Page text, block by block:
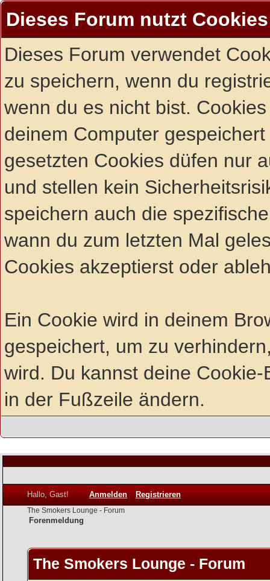
Dieses Forum nutzt Cookies
Dieses Forum verwendet
zu speichern, wenn du
wenn du es nicht bist.
deinem Computer
gesetzten Cookies düfen nur
und stellen kein
speichern auch die
wann du zum letzten Mal
Cookies akzeptierst oder
Ein Cookie wird in deinem
gespeichert, um zu
wird. Du kannst deine
in der Fußzeile ändern.
Hallo, Gast! Anmelden Registrieren
The Smokers Lounge - Forum
Forenmeldung
The Smokers Lounge - Forum